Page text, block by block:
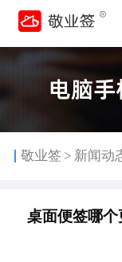
敬业签 > 新闻动
桌面便签哪